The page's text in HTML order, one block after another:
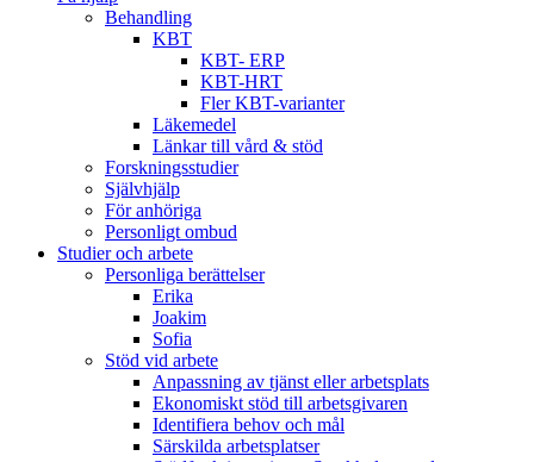
Behandling
KBT
KBT- ERP
KBT-HRT
Fler KBT-varianter
Läkemedel
Länkar till vård & stöd
Forskningsstudier
Självhjälp
För anhöriga
Personligt ombud
Studier och arbete
Personliga berättelser
Erika
Joakim
Sofia
Stöd vid arbete
Anpassning av tjänst eller arbetsplats
Ekonomiskt stöd till arbetsgivaren
Identifiera behov och mål
Särskilda arbetsplatser